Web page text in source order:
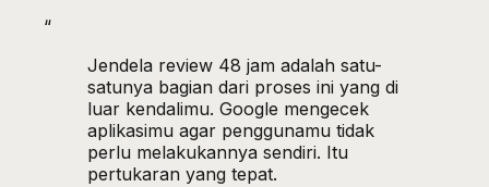
“
Jendela review 48 jam adalah satu-
satunya bagian dari proses ini yang di
luar kendalimu. Google mengecek
aplikasimu agar penggunamu tidak
perlu melakukannya sendiri. Itu
pertukaran yang tepat.